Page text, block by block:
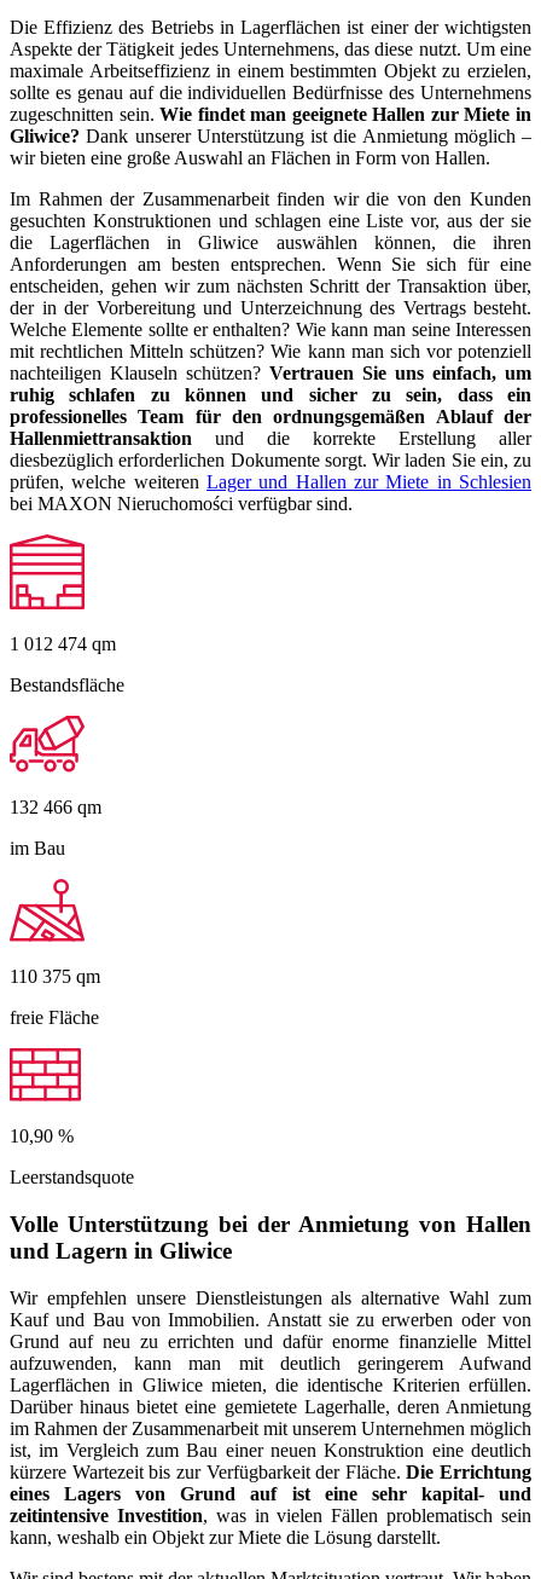
Die Effizienz des Betriebs in Lagerflächen ist einer der wichtigsten
Aspekte der Tätigkeit jedes Unternehmens, das diese nutzt. Um eine
maximale Arbeitseffizienz in einem bestimmten Objekt zu erzielen,
sollte es genau auf die individuellen Bedürfnisse des Unternehmens
zugeschnitten sein.Wie findet man geeignete Hallen zur Miete in
Gliwice?Dank unserer Unterstützung ist die Anmietung möglich –
wir bieten eine große Auswahl an Flächen in Form von Hallen.
Im Rahmen der Zusammenarbeit finden wir die von den Kunden
gesuchten Konstruktionen und schlagen eine Liste vor, aus der sie
die Lagerflächen in Gliwice auswählen können, die ihren
Anforderungen am besten entsprechen. Wenn Sie sich für eine
entscheiden, gehen wir zum nächsten Schritt der Transaktion über,
der in der Vorbereitung und Unterzeichnung des Vertrags besteht.
Welche Elemente sollte er enthalten? Wie kann man seine Interessen
mit rechtlichen Mitteln schützen? Wie kann man sich vor potenziell
nachteiligen Klauseln schützen? Vertrauen Sie uns einfach, um
ruhig schlafen zu können und sicher zu sein, dass ein
professionelles Team für den ordnungsgemäßen Ablauf der
Hallenmiettransaktion und die korrekte Erstellung aller
diesbezüglich erforderlichen Dokumente sorgt. Wir laden Sie ein, zu
prüfen, welche weiteren Lager und Hallen zur Miete in Schlesien
bei MAXON Nieruchomości verfügbar sind.
1 012 474 qm
Bestandsfläche
132 466 qm
im Bau
110 375 qm
freie Fläche
10,90 %
Leerstandsquote
Volle Unterstützung bei der Anmietung von Hallen
und Lagern in Gliwice
Wir empfehlen unsere Dienstleistungen als alternative Wahl zum
Kauf und Bau von Immobilien. Anstatt sie zu erwerben oder von
Grund auf neu zu errichten und dafür enorme finanzielle Mittel
aufzuwenden, kann man mit deutlich geringerem Aufwand
Lagerflächen in Gliwice mieten, die identische Kriterien erfüllen.
Darüber hinaus bietet eine gemietete Lagerhalle, deren Anmietung
im Rahmen der Zusammenarbeit mit unserem Unternehmen möglich
ist, im Vergleich zum Bau einer neuen Konstruktion eine deutlich
kürzere Wartezeit bis zur Verfügbarkeit der Fläche.Die Errichtung
eines Lagers von Grund auf ist eine sehr kapital- und
zeitintensive Investition, was in vielen Fällen problematisch sein
kann, weshalb ein Objekt zur Miete die Lösung darstellt.